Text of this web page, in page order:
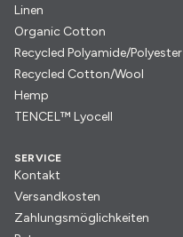
Linen
Organic Cotton
Recycled Polyamide/Polyester
Recycled Cotton/Wool
Hemp
TENCEL™ Lyocell
SERVICE
Kontakt
Versandkosten
Zahlungsmöglichkeiten